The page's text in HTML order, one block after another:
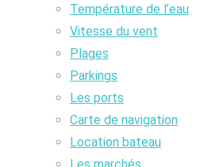
Température de l’eau
Vitesse du vent
Plages
Parkings
Les ports
Carte de navigation
Location bateau
Les marchés